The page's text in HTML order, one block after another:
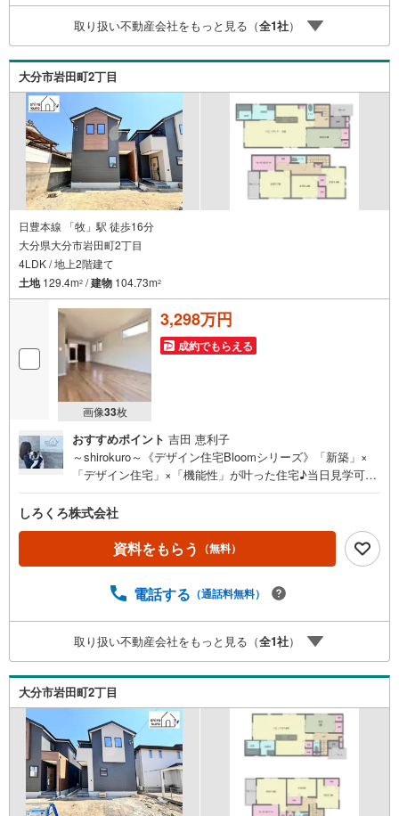
取り扱い不動産会社をもっと見る（全1社）
大分市岩田町2丁目
日豊本線 「牧」駅 徒歩16分
大分県大分市岩田町2丁目
4LDK / 地上2階建て
土地129.4m2 /建物 104.73m2
画像33枚
3,298万円
成約でもらえる
おすすめポイント 吉田 恵利子
～shirokuro～《デザイン住宅Bloomシリーズ》「新築」×
「デザイン住宅」×「機能性」が叶った住宅♪当日見学可能
日問わず平日も随時受付♪お客様のご都合に合わせて24時
間365日サポート「新築」×「デザイン住宅」×「機能性」
◇ デザイナーズ住宅 Bloom series ◇満足のゆくデザ
インと生活しやすい間取り設計で夢が叶う新築建売住宅
ーナス無しでも月々7.2万円台～※ローンに不安のある方、
しろくろ株式会社
資料をもらう （無料）
電話する （通話料無料）
取り扱い不動産会社をもっと見る（全1社）
大分市岩田町2丁目